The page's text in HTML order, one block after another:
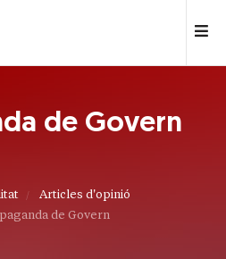
de Govern
Articles d'opinió
de Govern